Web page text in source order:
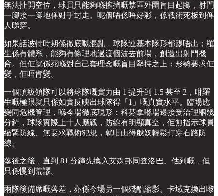
無法扯開空位，球員只能夠喺擁擠嘅禁區外圍盲目起腳，射門
一腳接一腳地俾對手封走。呢個唔係唔好彩，係戰術死板到俾
人睇穿。
如果話波特時期係徹底嘅混亂，球隊連基本隊形都踢唔出；羅
生係有體系，能夠有條理地過渡個波去前場，創造出射門機
會。但佢就係死喺對自己套理念嘅盲目堅持之上：形勢要求佢
變，佢唔肯變。
一個頂級領隊可以將球隊嘅實力由 1 提升到 1.5 甚至 2，咁羅
生嘅極限就只係如實反映出球隊得「1」嘅真實水平。臨場應
變同危機管理，喺今場徹底現形：科芬拿喺場邊接受治理嗰幾
分鐘，球隊實際上十人應戰，防線有明顯真空，佢無指示球員
縮緊防線、無要求戰術犯規，就咁由得般奴輕鬆打穿右路防
線。
落後之後，直到 81 分鐘先換入艾殊邦同查洛巴。估到嘅，但
只係慢到荒謬。
兩隊後備席嘅落差，亦係今場另一個殘酷縮影。卡域克換出嚟